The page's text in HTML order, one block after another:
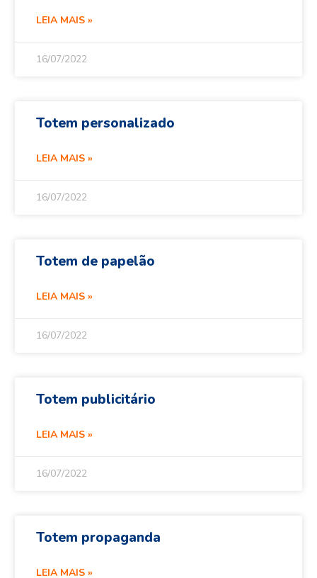
LEIA MAIS »
16/07/2022
Totem personalizado
LEIA MAIS »
16/07/2022
Totem de papelão
LEIA MAIS »
16/07/2022
Totem publicitário
LEIA MAIS »
16/07/2022
Totem propaganda
LEIA MAIS »